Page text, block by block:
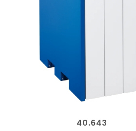
40.643